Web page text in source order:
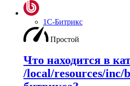
1С-Битрикс
Простой
Что находится в
/local/resources/inc/